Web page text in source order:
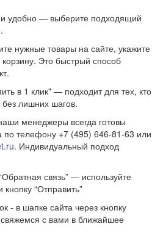
и удобно — выберите подходящий
нужные товары на сайте, укажите
корзину. Это быстрый способ
в 1 клик" — подходит для тех, кто
без лишних шагов.
менеджеры всегда готовы
по телефону +7 (495) 646-81-63 или
. Индивидуальный подход
связь” — используйте
“Отправить”
- в шапке сайта через кнопку
с вами в ближайшее